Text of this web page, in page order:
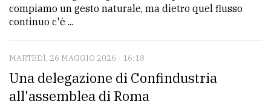
compiamo un gesto naturale, ma dietro quel flusso
continuo c'è ...
MARTEDÌ, 26 MAGGIO 2026 - 16:18
Una delegazione di Confindustria
all'assemblea di Roma